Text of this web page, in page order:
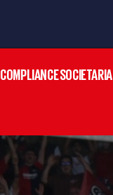
COMPLIANCE SOCIETARIA